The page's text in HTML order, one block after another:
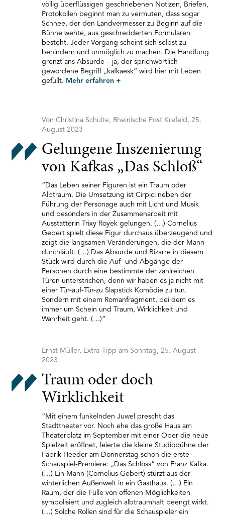
völlig überflüssigen geschriebenen Notizen, Briefen,
Protokollen beginnt man zu vermuten, dass sogar
Schnee, der den Landvermesser zu Beginn auf die
Bühne wehte, aus geschredderten Formularen
besteht. Jeder Vorgang scheint sich selbst zu
behindern und unmöglich zu machen. Die Handlung
grenzt ans Absurde – ja, der sprichwörtlich
gewordene Begriff „kafkaesk“ wird hier mit Leben
gefüllt. Mehr erfahren +
Von Christina Schulte, Rheinische Post Krefeld, 25.
August 2023
Gelungene Inszenierung
von Kafkas „Das Schloß“
“Das Leben seiner Figuren ist ein Traum oder
Albtraum. Die Umsetzung ist Cirpici neben der
Führung der Personage auch mit Licht und Musik
und besonders in der Zusammenarbeit mit
Ausstatterin Trixy Royek gelungen. (…) Cornelius
Gebert spielt diese Figur durchaus überzeugend und
zeigt die langsamen Veränderungen, die der Mann
durchläuft. (…) Das Absurde und Bizarre in diesem
Stück wird durch die Auf- und Abgänge der
Personen durch eine bestimmte der zahlreichen
Türen unterstrichen, denn wir haben es ja nicht mit
einer Tür-auf-Tür-zu Slapstick Komödie zu tun.
Sondern mit einem Romanfragment, bei dem es
immer um Schein und Traum, Wirklichkeit und
Wahrheit geht. (…)”
Ernst Müller, Extra-Tipp am Sonntag, 25. August
2023
Traum oder doch
Wirklichkeit
“Mit einem funkelnden Juwel prescht das
Stadttheater vor. Noch ehe das große Haus am
Theaterplatz im September mit einer Oper die neue
Spielzeit eröffnet, feierte die kleine Studiobühne der
Fabrik Heeder am Donnerstag schon die erste
Schauspiel-Premiere: „Das Schloss“ von Franz Kafka.
(…) Ein Mann (Cornelius Gebert) stürzt aus der
winterlichen Außenwelt in ein Gasthaus. (…) Ein
Raum, der die Fülle von offenen Möglichkeiten
symbolisiert und zugleich albtraumhaft beengt wirkt.
(…) Solche Rollen sind für die Schauspieler ein